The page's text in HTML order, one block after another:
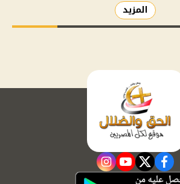
المزيد
facebook
twitter
youtube
instagram